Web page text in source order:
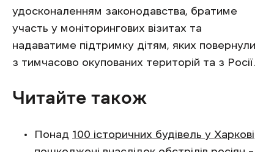
удосконаленням законодавства, братиме
участь у моніторингових візитах та
надаватиме підтримку дітям, яких повернули
з тимчасово окупованих територій та з Росії.
Читайте також
Понад 100 історичних будівель у Харкові